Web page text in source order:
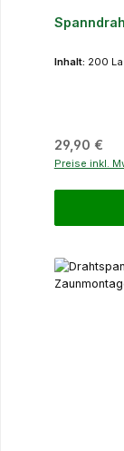
Inhalt: 200
Regulärer
29,90 €
Preise inkl.